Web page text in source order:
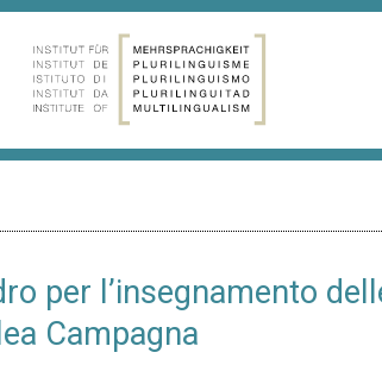
per l’insegnamento
Campagna